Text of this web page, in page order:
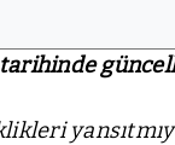
tarihinde